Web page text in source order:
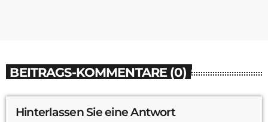
BEITRAGS-KOMMENTARE (0)
Hinterlassen Sie eine Antwort